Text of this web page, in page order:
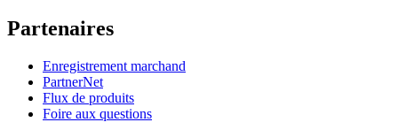
Partenaires
Enregistrement marchand
PartnerNet
Flux de produits
Foire aux questions